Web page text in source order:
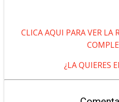
CLICA AQUI PARA VER LA
¿LA QUIERES